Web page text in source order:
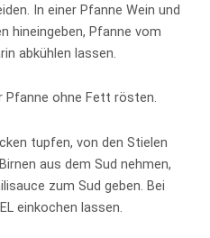
In einer Pfanne Wein und
hineingeben, Pfanne vom
abkühlen lassen.
Pfanne ohne Fett rösten.
tupfen, von den Stielen
aus dem Sud nehmen,
zum Sud geben. Bei
einkochen lassen.